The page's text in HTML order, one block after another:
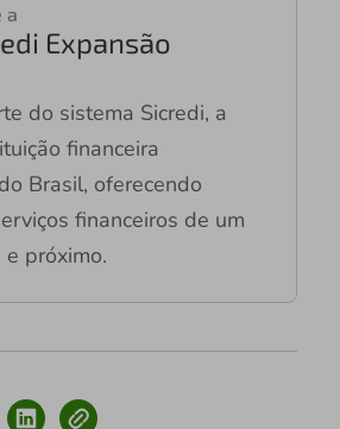
a
Expansão
do sistema Sicredi, a
financeira
Brasil, oferecendo
financeiros de um
próximo.